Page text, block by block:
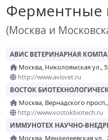
Ферментные
(Москва и
АВИС ВЕТЕРИНАРНАЯ
Москва, Николоямская ул.,
http://www.avisvet.ru
ВОСТОК
Москва, Вернадского
http://www.vostokbiotech.ru
ИММУНОТЕХ НАУЧНО-
Москва, Менделеевская ул.,